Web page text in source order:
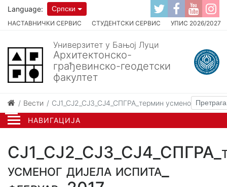
НАВИГАЦИЈА
НАСТАВНИЧКИ СЕРВИС СТУДЕНТСКИ СЕРВИС УПИС 2026/2027
Language: Српски
Универзитет у Бањој Луци
Архитектонско-
грађевинско-геодетски
факултет
Вести СЈ1_СЈ2_СЈ3_СЈ4_СПГРА_термин усменог дијела
усменог дијела испита_